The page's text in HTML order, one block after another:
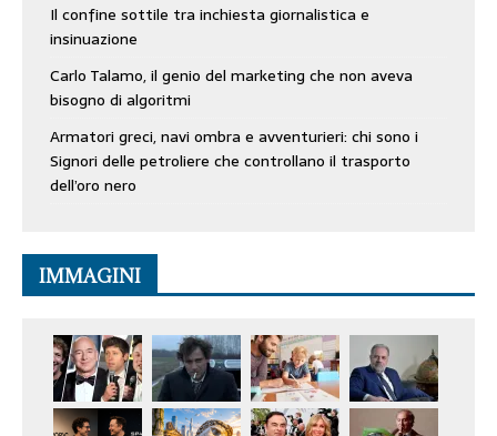
Il confine sottile tra inchiesta giornalistica e
insinuazione
Carlo Talamo, il genio del marketing che non aveva
bisogno di algoritmi
Armatori greci, navi ombra e avventurieri: chi sono i
Signori delle petroliere che controllano il trasporto
dell’oro nero
IMMAGINI